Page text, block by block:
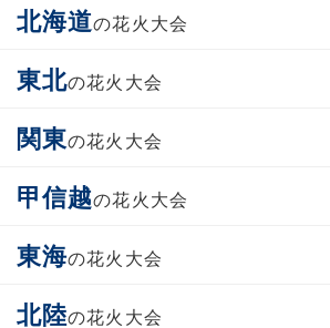
北海道の花火大会
東北の花火大会
関東の花火大会
甲信越の花火大会
東海の花火大会
北陸の花火大会